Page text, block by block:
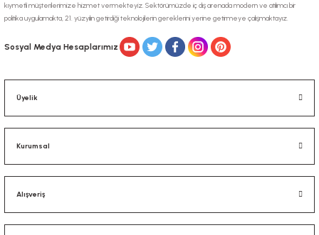
Gönder
kıymetli müşterilerimize hizmet vermekteyiz. Sektörümüzde iç dış arenada modern ve atılımcı bir
politika uygulamakta, 21. yüzyılın getirdiği teknolojilerin gereklerini yerine getirmeye çalışmaktayız.
Sosyal Medya Hesaplarımız
Üyelik
Kurumsal
Alışveriş